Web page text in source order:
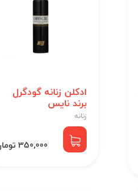
ادکلن زنانه گودگرل
برند نایس
زنانه
350,000 تومان